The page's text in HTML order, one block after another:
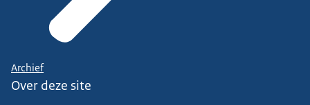
Archief
Over deze site